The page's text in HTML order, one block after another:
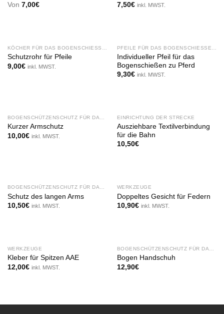
Von 7,00€
7,50€ inkl. MWST.
Schutzrohr für Pfeile
9,00€ inkl. MWST.
Individueller Pfeil für das
Bogenschießen zu Pferd
9,30€ inkl. MWST.
Kurzer Armschutz
10,00€ inkl. MWST.
EINRICHTUNG DER STRECKE
Ausziehbare Textilverbindung
für die Bahn
10,50€
NICHT AUF LAGER BOGENSCHÜTZENSCHUTZ FÜR DAS BOGENSCHIESSEN ZU PFERD
Schutz des langen Arms
10,50€ inkl. MWST.
NICHT AUF LAGER
WERKZEUGE
Doppeltes Gesicht für Federn
10,90€ inkl. MWST.
WERKZEUGE
Kleber für Spitzen AAE
12,00€ inkl. MWST.
Bogen Handschuh
12,90€